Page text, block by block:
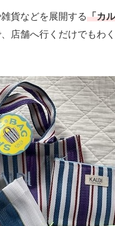
貨などを展開する「カ
店舗へ行くだけでもわ